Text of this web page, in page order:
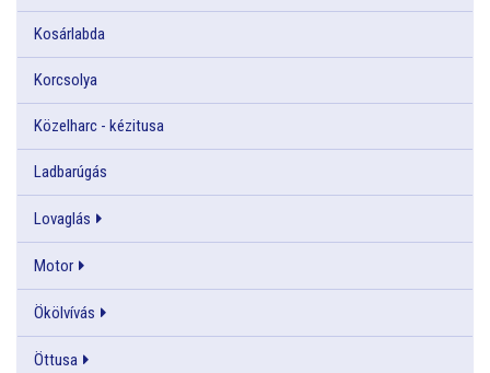
Kosárlabda
Korcsolya
Közelharc - kézitusa
Ladbarúgás
Lovaglás
Motor
Ökölvívás
Öttusa